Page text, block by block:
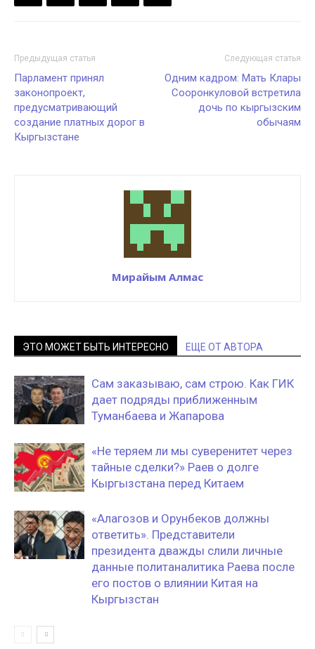
Предыдущая статья
Парламент принял
законопроект,
предусматривающий
создание платных дорог в
Кыргызстане
Следующая статья
Одним кадром: Мать Клары
Сооронкуловой встретила
дочь по кыргызским
обычаям
Мирайым Алмас
ЭТО МОЖЕТ БЫТЬ ИНТЕРЕСНО ЕЩЕ ОТ АВТОРА
Сам заказываю, сам строю. Как ГИК
дает подряды приближенным
Туманбаева и Жапарова
«Не теряем ли мы суверенитет через
тайные сделки?» Раев о долге
Кыргызстана перед Китаем
«Алагозов и Орунбеков должны
ответить». Представители
президента дважды слили личные
данные политаналитика Раева после
его постов о влиянии Китая на
Кыргызстан